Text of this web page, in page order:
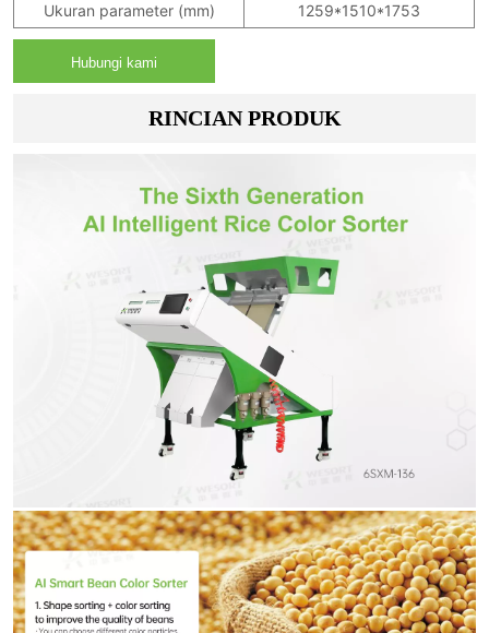
Ukuran parameter (mm)
1259*1510*1753
Hubungi kami
RINCIAN PRODUK